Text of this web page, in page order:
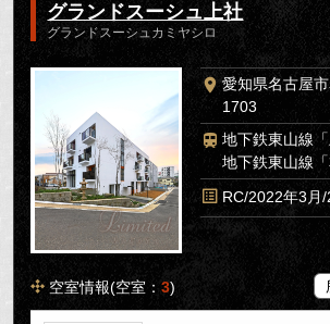
グランドスーシュ上社
グランドスーシュカミヤシロ
愛知県名古屋
1703
地下鉄東山線
地下鉄東山線
RC/2022年3月
空室情報(空室：3)